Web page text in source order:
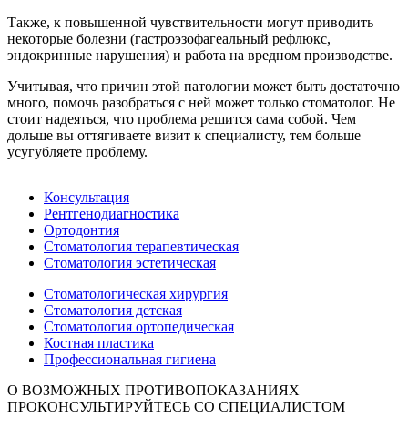
Также, к повышенной чувствительности могут приводить
некоторые болезни (гастроэзофагеальный рефлюкс,
эндокринные нарушения) и работа на вредном производстве.
Учитывая, что причин этой патологии может быть достаточно
много, помочь разобраться с ней может только стоматолог. Не
стоит надеяться, что проблема решится сама собой. Чем
дольше вы оттягиваете визит к специалисту, тем больше
усугубляете проблему.
Консультация
Рентгенодиагностика
Ортодонтия
Стоматология терапевтическая
Стоматология эстетическая
Стоматологическая хирургия
Стоматология детская
Стоматология ортопедическая
Костная пластика
Профессиональная гигиена
О ВОЗМОЖНЫХ ПРОТИВОПОКАЗАНИЯХ
ПРОКОНСУЛЬТИРУЙТЕСЬ СО СПЕЦИАЛИСТОМ